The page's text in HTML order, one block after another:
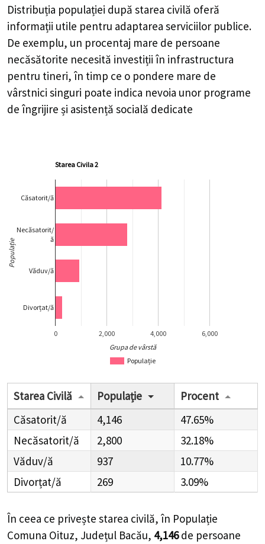
Distribuția populației după starea civilă oferă
informații utile pentru adaptarea serviciilor publice.
De exemplu, un procentaj mare de persoane
necăsătorite necesită investiții în infrastructura
pentru tineri, în timp ce o pondere mare de
vârstnici singuri poate indica nevoia unor programe
de îngrijire și asistență socială dedicate
Starea Civila 2
Populație
0 2,000 4,000 6,000
Căsatorit/ă
Necăsatorit/
ă
Văduv/ă
Divorțat/ă
Grupa de vârstă
Populație
Starea Civilă Populație
Procent
Căsatorit/ă
4,146
47.65%
Necăsatorit/ă
2,800
32.18%
Văduv/ă
937
10.77%
Divorțat/ă
269 3.09%
În ceea ce privește starea civilă, în Populație
Comuna Oituz, Județul Bacău, 4,146 de persoane